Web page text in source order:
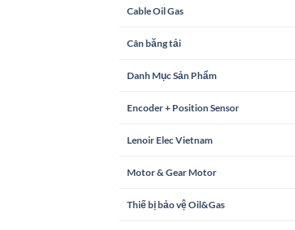
Cable Oil Gas
Cân băng tải
Danh Mục Sản Phẩm
Encoder + Position Sensor
Lenoir Elec Vietnam
Motor & Gear Motor
Thiế bị bảo vệ Oil&Gas